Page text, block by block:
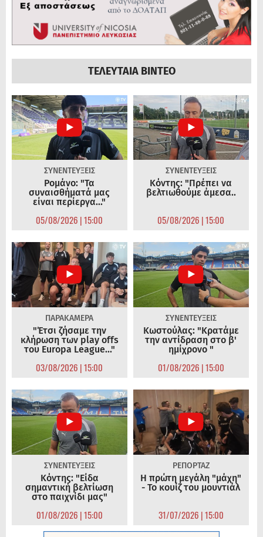
ΤΕΛΕΥΤΑΙΑ ΒΙΝΤΕΟ
ΣΥΝΕΝΤΕΥΞΕΙΣ
Ρομάνο: "Τα
συναισθήματά μας
είναι περίεργα..."
05/08/2026 | 15:00
ΣΥΝΕΝΤΕΥΞΕΙΣ
Κόντης: "Πρέπει να
βελτιωθούμε άμεσα..
05/08/2026 | 15:00
ΠΑΡΑΚΑΜΕΡΑ
"Έτσι ζήσαμε την
κλήρωση των play offs
του Europa League..."
03/08/2026 | 15:00
ΣΥΝΕΝΤΕΥΞΕΙΣ
Κωστούλας: "Κρατάμε
την αντίδραση στο β'
ημίχρονο "
01/08/2026 | 15:00
ΣΥΝΕΝΤΕΥΞΕΙΣ
Κόντης: "Είδα
σημαντική βελτίωση
στο παιχνίδι μας"
01/08/2026 | 15:00
ΡΕΠΟΡΤΑΖ
Η πρώτη μεγάλη "μάχη"
- Το κουίζ του μουντιάλ
31/07/2026 | 15:00